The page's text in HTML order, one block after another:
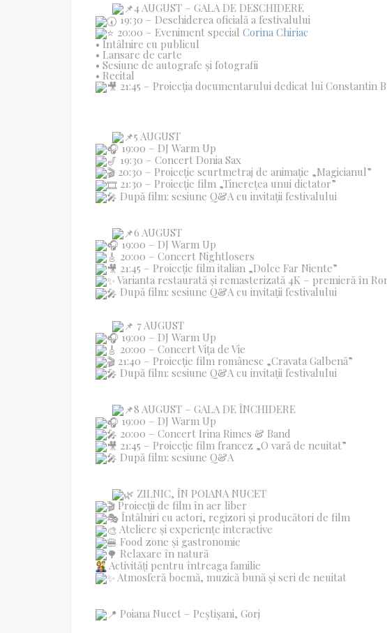
4 AUGUST – GALA DE DESCHIDERE
19:30 – Deschiderea oficială a festivalului
20:00 – Eveniment special Corina Chiriac
• Întâlnire cu publicul
• Lansare de carte
• Sesiune de autografe și fotografii
• Recital
21:45 – Proiecția documentarului dedicat lui Constantin
5 AUGUST
19:00 – DJ Warm Up
19:30 – Concert Donia Sax
20:30 – Proiecție scurtmetraj de animație „Magicianul”
21:30 – Proiecție film „Tinerețea unui dictator”
După film: sesiune Q&A cu invitații festivalului
6 AUGUST
19:00 – DJ Warm Up
20:00 – Concert Nightlosers
21:45 – Proiecție film italian „Dolce Far Niente”
Varianta restaurată și remasterizată 4K – premieră în
După film: sesiune Q&A cu invitații festivalului
7 AUGUST
19:00 – DJ Warm Up
20:00 – Concert Vița de Vie
21:40 – Proiecție film românesc „Cravata Galbenă”
După film: sesiune Q&A cu invitații festivalului
8 AUGUST – GALA DE ÎNCHIDERE
19:00 – DJ Warm Up
20:00 – Concert Irina Rimes & Band
21:45 – Proiecție film francez „O vară de neuitat”
După film: sesiune Q&A
ZILNIC, ÎN POIANA NUCET
Proiecții de film în aer liber
Întâlniri cu actori, regizori și producători de film
Ateliere și experiențe interactive
Food zone și gastronomie
Relaxare în natură
Activități pentru întreaga familie
Atmosferă boemă, muzică bună și seri de neuitat
Poiana Nucet – Peștișani, Gorj